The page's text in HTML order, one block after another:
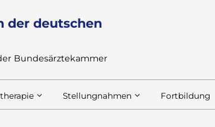
der deutschen
Bundesärztekammer
Stellungnahmen Fortbildung